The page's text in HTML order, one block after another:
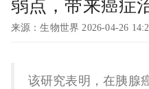
来源：生物世界 2026-04-26
该研究表明，在胰腺